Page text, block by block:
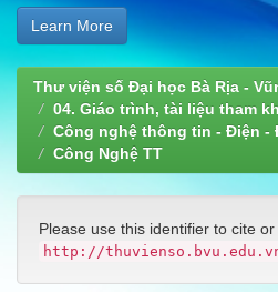
Learn More
Thư viện số Đại học Bà Rịa -
04. Giáo trình, tài liệu tham
Công nghệ thông tin - Điện -
Công Nghệ TT
Please use this identifier to cite
http://thuvienso.bvu.edu.vn/